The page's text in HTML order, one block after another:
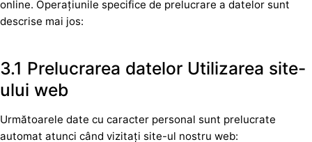
online. Operațiunile specifice de prelucrare a datelor sunt
descrise mai jos:
3.1 Prelucrarea datelor Utilizarea site-
ului web
Următoarele date cu caracter personal sunt prelucrate
automat atunci când vizitați site-ul nostru web: